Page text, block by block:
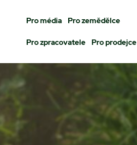
Pro média Pro zemědělce
Pro zpracovatele Pro prodejce